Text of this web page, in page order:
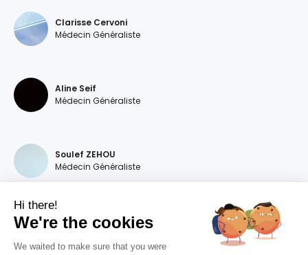
Clarisse Cervoni
Médecin Généraliste
Aline Seif
Médecin Généraliste
Soulef ZEHOU
Médecin Généraliste
Magdalena DEVILLERS
Hi there!
We're the cookies
We waited to make sure that you were